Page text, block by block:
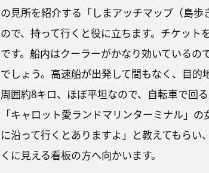
の見所を紹介する「しまアッチマップ（島
ので、持って行くと役に立ちます。チケット
です。船内はクーラーがかなり効いているの
でしょう。高速船が出発して間もなく、目的
周囲約8キロ、ほぼ平坦なので、自転車で回
「キャロット愛ランドマリンターミナル」
に沿って行くとありますよ」と教えてもら
くに見える看板の方へ向かいます。